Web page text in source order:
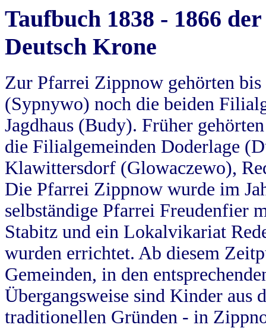
Taufbuch 1838 - 1866
Deutsch Krone
Zur Pfarrei Zippnow gehörten
(Sypnywo) noch die beiden
Jagdhaus (Budy). Früher
die Filialgemeinden Doderlage
Klawittersdorf (Glowaczewo),
Die Pfarrei Zippnow wurde im
selbständige Pfarrei Freudenfier
Stabitz und ein Lokalvikariat
wurden errichtet. Ab diesem
Gemeinden, in den
Übergangsweise sind Kinder aus
traditionellen Gründen - in